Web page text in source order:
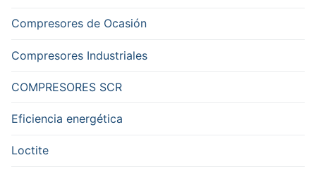
Compresores de Ocasión
Compresores Industriales
COMPRESORES SCR
Eficiencia energética
Loctite